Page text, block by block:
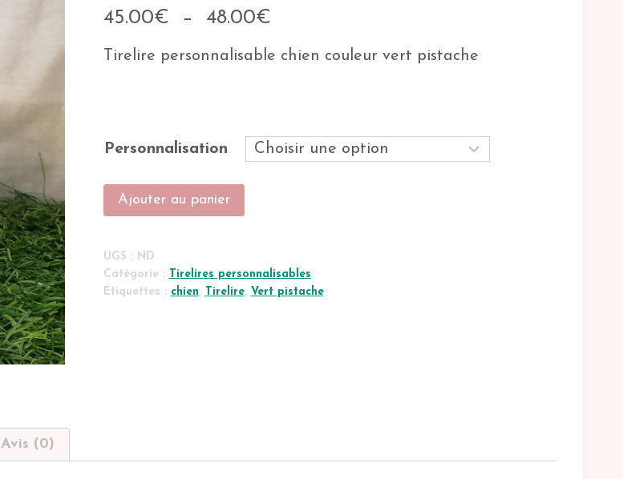
45.00€ – 48.00€Plage
prix :
Tirelire personnalisable chien couleur vert pistache
Personnalisation
quantité
chien
Ajouter au panier
UGS : ND
Catégorie : Tirelires personnalisables
Étiquettes : chien, Tirelire, Vert pistache
Avis (0)